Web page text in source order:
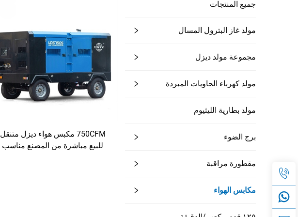
جميع المنتجات
مولد غاز البترول المسال
مجموعة مولد ديزل
مولد كهرباء الحاويات المبردة
مولد بطارية الليثيوم
برج الضوء
مقطورة مراقبة
مكابس الهواء
750CFM مكبس هواء ديزل متنقل
للبيع مباشرة من المصنع مناسب